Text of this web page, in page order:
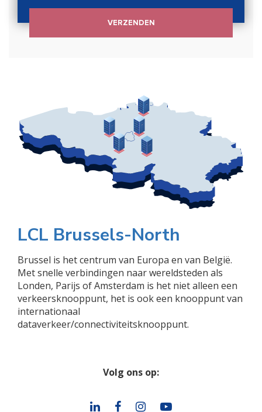
LCL Brussels-North
Brussel is het centrum van Europa en van België.
Met snelle verbindingen naar wereldsteden als
Londen, Parijs of Amsterdam is het niet alleen een
verkeersknooppunt, het is ook een knooppunt van
internationaal
dataverkeer/connectiviteitsknooppunt.
Volg ons op: